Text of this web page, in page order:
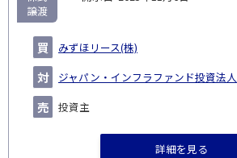
みずほリース(株)
ジャパン・インフラファンド投資法人
投資主
譲渡
詳細を見る